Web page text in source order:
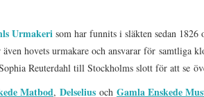
Urmakeri som har funnits i släkten sedan
även hovets urmakare och ansvarar för samtliga
Reuterdahl till Stockholms slott för att se
Matbod, Delselius och Gamla Enskede